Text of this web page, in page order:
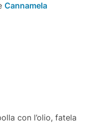
Cannamela
con l’olio, fatela